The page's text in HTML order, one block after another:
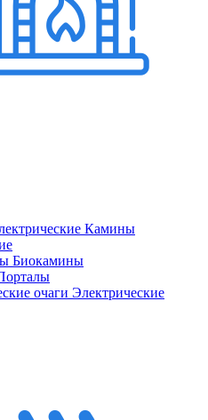
Камины
Биокамины
Электрические